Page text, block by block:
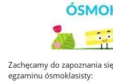
Zachęcamy do zapoznania
egzaminu ósmoklasisty: